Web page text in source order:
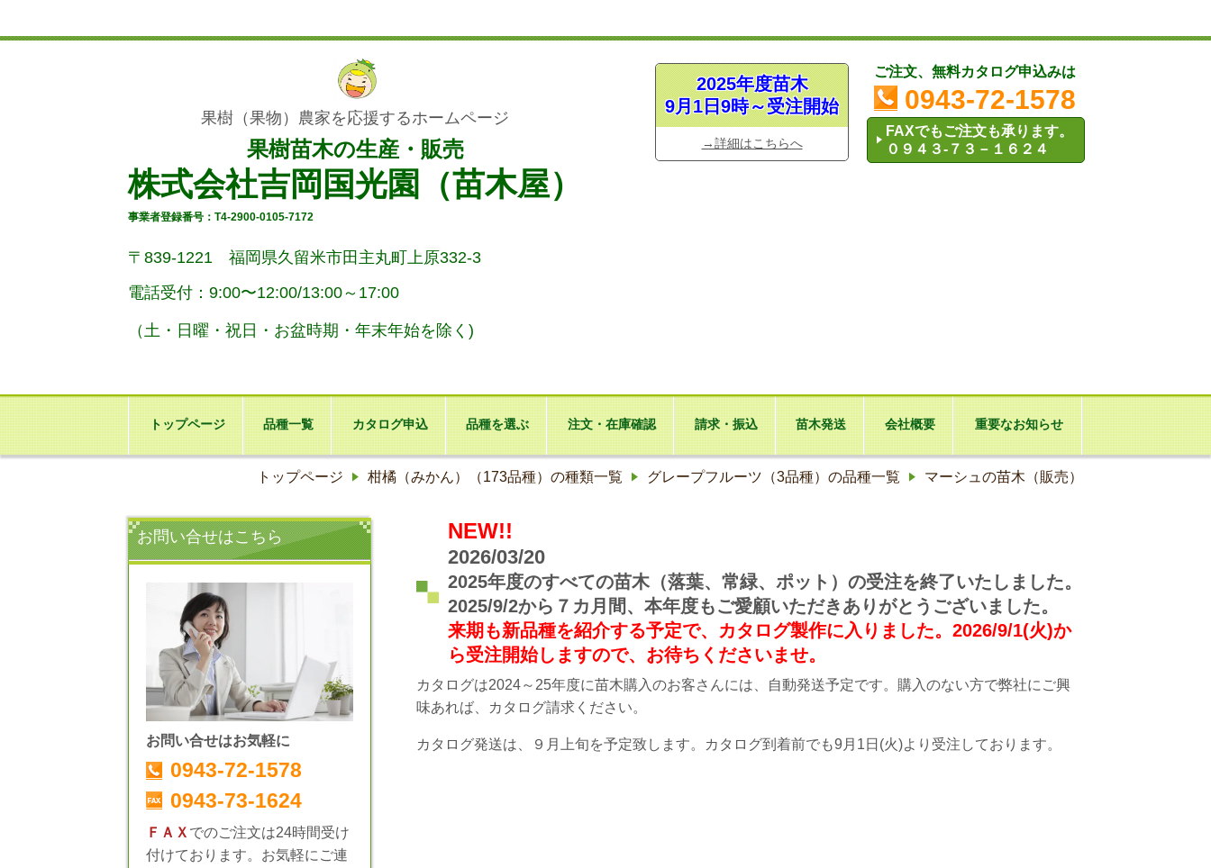
果樹（果物）農家を応援するホームページ
果樹苗木の生産・販売
株式会社吉岡国光園（苗木屋）
事業者登録番号：T4-2900-0105-7172
〒839-1221 福岡県久留米市田主丸町上原332-3
電話受付：9:00〜12:00/13:00～17:00
（土・ 日曜 ・祝日・お盆時期・年末年始を除く)
2025年度苗木
9月1日9時～受注開始
→詳細はこちらへ
ご注文、無料カタログ申込みは
0943-72-1578
FAXでもご注文も承ります。
０９４３-７３－１６２４
トップページ 品種一覧 カタログ申込 品種を選ぶ 注文・在庫確認 請求・振込 苗木発送 会社概要 重要なお知らせ
トップページ 柑橘（みかん）（173品種）の種類一覧 グレープフルーツ（3品種）の品種一覧 マーシュの苗木（販売）
NEW!!
2026/03/20
2025年度のすべての苗木（落葉、常緑、ポット）の受注を終了いたしました。
2025/9/2から７カ月間、本年度もご愛顧いただきありがとうございました。
来期も新品種を紹介する予定で、カタログ製作に入りました。2026/9/1(火)か
ら受注開始しますので、お待ちくださいませ。
カタログは2024～25年度に苗木購入のお客さんには、自動発送予定です。購入のない方で弊社にご興
味あれば、カタログ請求ください。
カタログ発送は、９月上旬を予定致します。カタログ到着前でも9月1日(火)より受注しております。
お問い合せはこちら
お問い合せはお気軽に
0943-72-1578
0943-73-1624
ＦＡＸ でのご注文は24時間受け
付けております。お気軽にご連